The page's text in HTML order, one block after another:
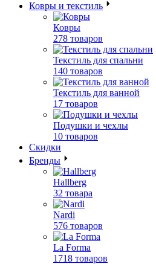
Ковры и текстиль
Ковры
278 товаров
Текстиль для спальни
140 товаров
Текстиль для ванной
17 товаров
Подушки и чехлы
10 товаров
Скидки
Бренды
Hallberg
32 товара
Nardi
576 товаров
La Forma
1718 товаров